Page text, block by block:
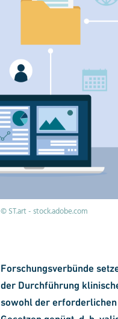
© ST.art - stock.adobe.com
Forschungsverbünde
der Durchführung
sowohl der erforderlichen